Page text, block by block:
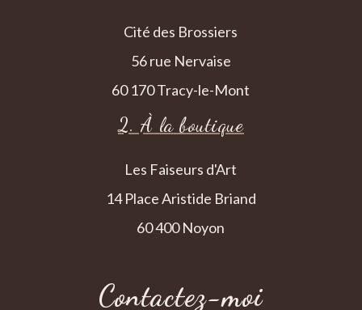
Cité des Brossiers
56 rue Nervaise
60 170 Tracy-le-Mont
2. À la boutique
Les Faiseurs d'Art
14 Place Aristide Briand
60 400 Noyon
Contactez-moi